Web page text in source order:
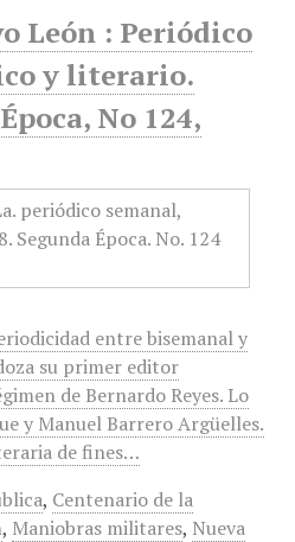
León : Periódico
y literario.
No 124,
entre bisemanal y
su primer editor
de Bernardo Reyes. Lo
y Manuel Barrero Argüelles.
de fines…
, Centenario de la
, Maniobras militares, Nueva